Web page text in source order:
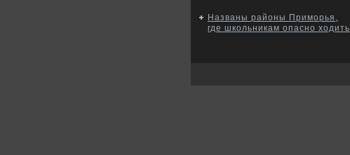
Названы районы Приморья,
где школьникам опасно ходить